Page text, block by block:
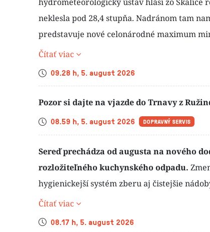
Čas
09.28 h, 5. august 2026
neklesla pod 28,4 stupňa. Nadránom tam
predstavuje nové celonárodné maximum
Čítať viac
Čas
08.59 h, 5. august 2026 DOPRAVNÝ SERVIS
Pozor si dajte na vjazde do Trnavy z
Čas
08.17 h, 5. august 2026
Sereď prechádza od augusta na nového
rozložiteľného kuchynského odpadu.
hygienickejší systém zberu aj čistejšie
Čítať viac